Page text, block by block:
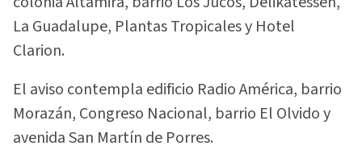
La Guadalupe, Plantas Tropicales y Hotel
Clarion.
El aviso contempla edificio Radio América, barrio
Morazán, Congreso Nacional, barrio El Olvido y
avenida San Martín de Porres.